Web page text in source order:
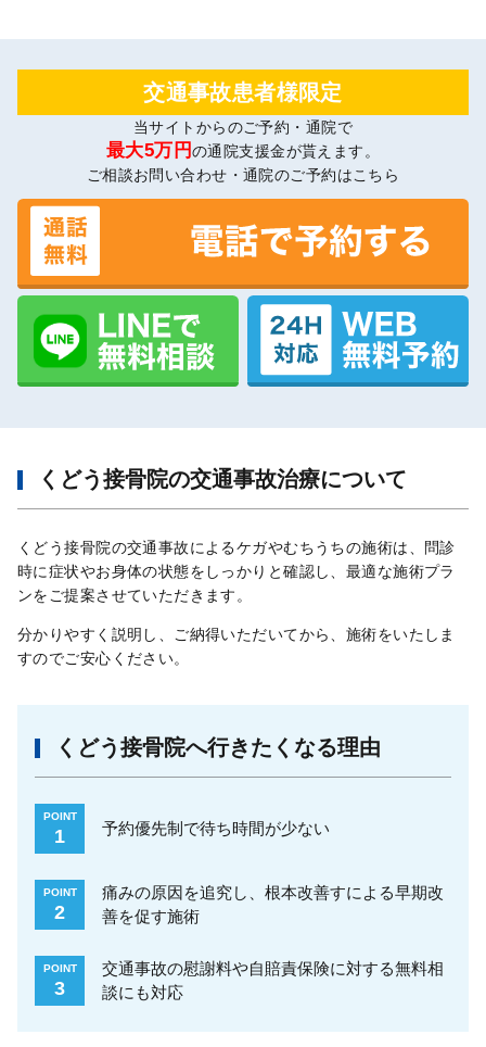
交通事故患者様限定
当サイトからのご予約・通院で
最大5万円の通院支援金が貰えます。
ご相談お問い合わせ・通院のご予約はこちら
くどう接骨院の交通事故治療について
くどう接骨院の交通事故によるケガやむちうちの施術は、問診
時に症状やお身体の状態をしっかりと確認し、最適な施術プラ
ンをご提案させていただきます。
分かりやすく説明し、ご納得いただいてから、施術をいたしま
すのでご安心ください。
くどう接骨院へ行きたくなる理由
POINT
1 予約優先制で待ち時間が少ない
POINT
2
痛みの原因を追究し、根本改善すによる早期改
善を促す施術
POINT
3
交通事故の慰謝料や自賠責保険に対する無料相
談にも対応